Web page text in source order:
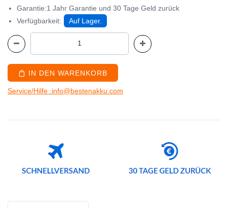
Garantie:1 Jahr Garantie und 30 Tage Geld zurück
Verfügbarkeit:
Auf Lager.
IN DEN WARENKORB
Service/Hilfe :info@bestenakku.com